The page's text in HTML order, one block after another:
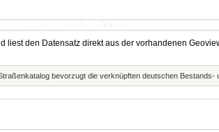
liest den Datensatz direkt aus der vorhandenen
bevorzugt die verknüpften deutschen Bestands-